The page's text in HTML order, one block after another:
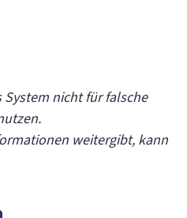
nicht für falsche
weitergibt, kann